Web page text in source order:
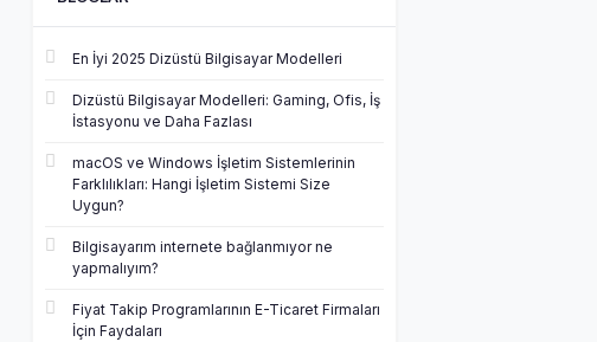
En İyi 2025 Dizüstü Bilgisayar Modelleri
Dizüstü Bilgisayar Modelleri: Gaming, Ofis, İş
İstasyonu ve Daha Fazlası
macOS ve Windows İşletim Sistemlerinin
Farklılıkları: Hangi İşletim Sistemi Size
Uygun?
Bilgisayarım internete bağlanmıyor ne
yapmalıyım?
Fiyat Takip Programlarının E-Ticaret Firmaları
İçin Faydaları